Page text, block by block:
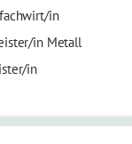
in
in Metall
in